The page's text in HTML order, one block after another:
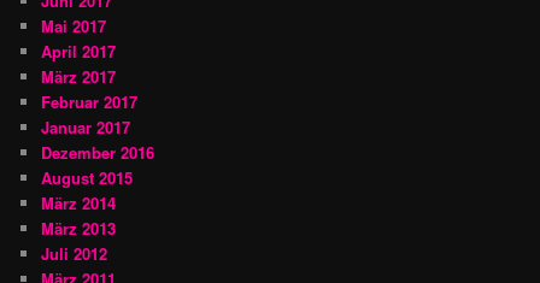
Mai 2017
April 2017
März 2017
Februar 2017
Januar 2017
Dezember 2016
August 2015
März 2014
März 2013
Juli 2012
März 2011